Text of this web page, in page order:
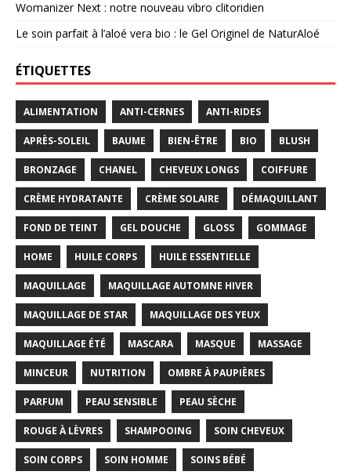
Womanizer Next : notre nouveau vibro clitoridien
Le soin parfait à l’aloé vera bio : le Gel Originel de NaturAloé
ÉTIQUETTES
ALIMENTATION ANTI-CERNES ANTI-RIDES
APRÈS-SOLEIL BAUME BIEN-ÊTRE BIO BLUSH
BRONZAGE CHANEL CHEVEUX LONGS COIFFURE
CRÈME HYDRATANTE CRÈME SOLAIRE DÉMAQUILLANT
FOND DE TEINT GEL DOUCHE GLOSS GOMMAGE
HOME HUILE CORPS HUILE ESSENTIELLE
MAQUILLAGE MAQUILLAGE AUTOMNE HIVER
MAQUILLAGE DE STAR MAQUILLAGE DES YEUX
MAQUILLAGE ÉTÉ MASCARA MASQUE MASSAGE
MINCEUR NUTRITION OMBRE À PAUPIÈRES
PARFUM PEAU SENSIBLE PEAU SÈCHE
ROUGE À LÈVRES SHAMPOOING SOIN CHEVEUX
SOIN CORPS SOIN HOMME SOINS BÉBÉ